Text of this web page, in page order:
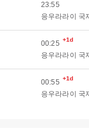
23:55
응우라라이 국
00:25 +1d
응우라라이 국
00:55 +1d
응우라라이 국